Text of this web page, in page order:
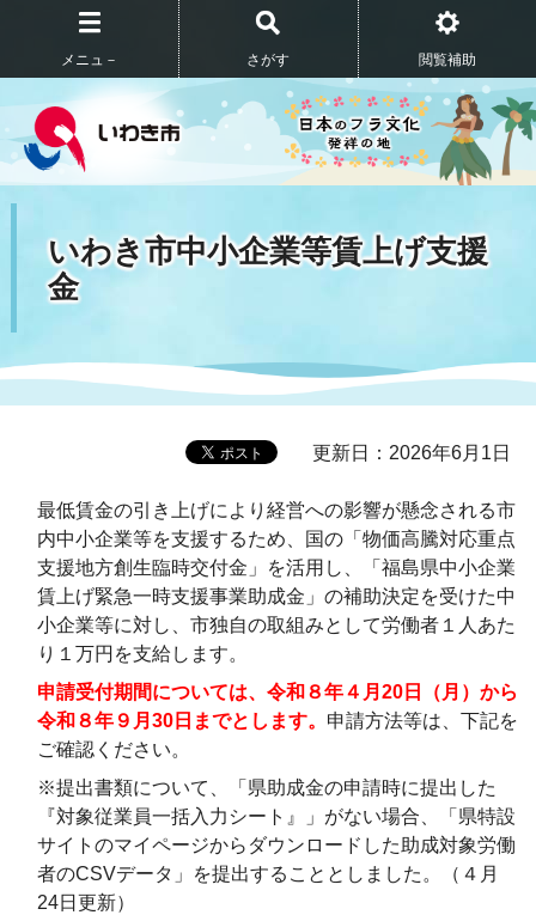
メニュ－ さがす 閲覧補助
いわき市中小企業等賃上げ支援
金
更新日：2026年6月1日
最低賃金の引き上げにより経営への影響が懸念される市
内中小企業等を支援するため、国の「物価高騰対応重点
支援地方創生臨時交付金」を活用し、「福島県中小企業
賃上げ緊急一時支援事業助成金」の補助決定を受けた中
小企業等に対し、市独自の取組みとして労働者１人あた
り１万円を支給します。
申請受付期間については、令和８年４月20日（月）から
令和８年９月30日までとします。 申請方法等は、下記を
ご確認ください。
※提出書類について、「県助成金の申請時に提出した
『対象従業員一括入力シート』」がない場合、「県特設
サイトのマイページからダウンロードした助成対象労働
者のCSVデータ」を提出することとしました。（４月
24日更新）